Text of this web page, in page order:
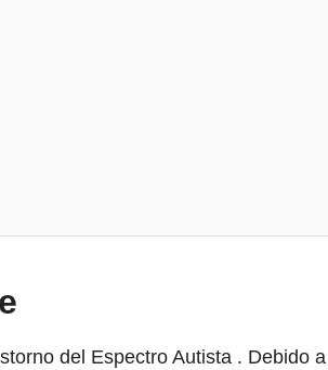
del Espectro Autista . Debido a